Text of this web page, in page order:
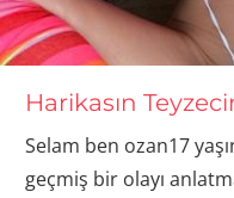
Harikasın
Selam ben ozan17
geçmiş bir olayı